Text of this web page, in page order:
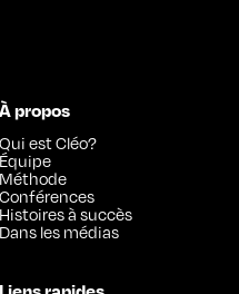
À propos
Qui est Cléo?
Équipe
Méthode
Conférences
Histoires à succès
Dans les médias